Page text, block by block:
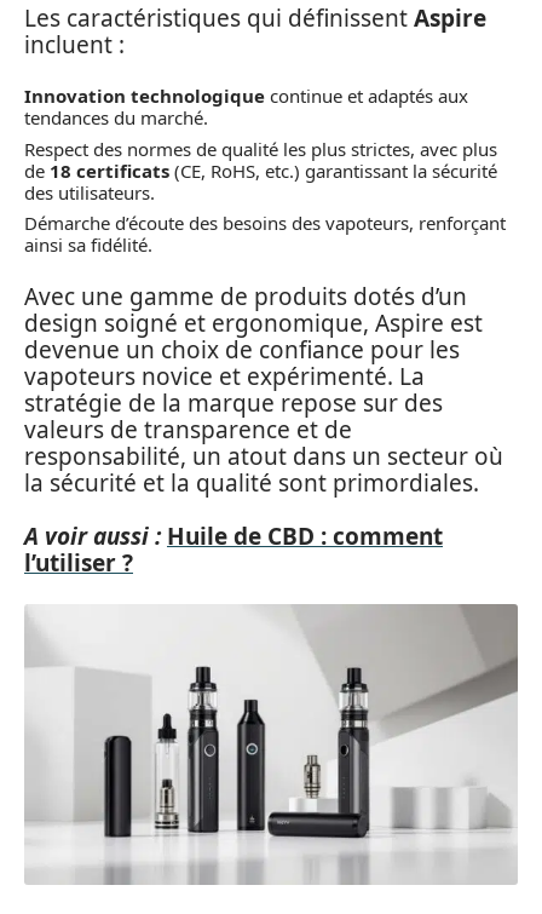
Les caractéristiques qui définissentAspire
incluent :
Innovation technologique continue et adaptés aux
tendances du marché.
Respect des normes de qualité les plus strictes, avec plus
de 18 certificats (CE, RoHS, etc.) garantissant la sécurité
des utilisateurs.
Démarche d’écoute des besoins des vapoteurs, renforçant
ainsi sa fidélité.
Avec une gamme de produits dotés d’un
design soigné et ergonomique, Aspire est
devenue un choix de confiance pour les
vapoteurs novice et expérimenté. La
stratégie de la marque repose sur des
valeurs de transparence et de
responsabilité, un atout dans un secteur où
la sécurité et la qualité sont primordiales.
A voir aussi : Huile de CBD : comment
l’utiliser ?